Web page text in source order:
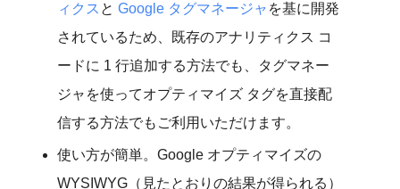
ィクス と Google タグマネージャ を基に開発
されているため、既存のアナリティクス コ
ードに 1 行追加する方法でも、タグマネー
ジャを使ってオプティマイズ タグを直接配
信する方法でもご利用いただけます。
使い方が簡単。Google オプティマイズの
WYSIWYG（見たとおりの結果が得られる）